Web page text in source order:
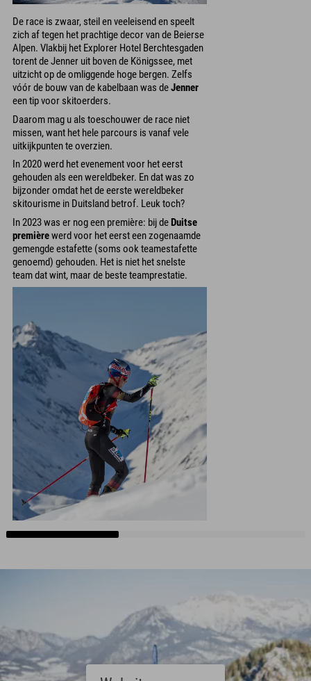
De race is zwaar, steil en veeleisend en speelt
zich af tegen het prachtige decor van de Beierse
Alpen. Vlakbij het Explorer Hotel Berchtesgaden
torent de Jenner uit boven de Königssee, met
uitzicht op de omliggende hoge bergen. Zelfs
vóór de bouw van de kabelbaan was deJenner
een tip voor skitoerders.
Daarom mag u als toeschouwer de race niet
missen, want het hele parcours is vanaf vele
uitkijkpunten te overzien.
In 2020 werd het evenement voor het eerst
gehouden als een wereldbeker. En dat was zo
bijzonder omdat het de eerste wereldbeker
skitourisme in Duitsland betrof. Leuk toch?
In 2023 was er nog een première: bij deDuitse
premièrewerd voor het eerst een zogenaamde
gemengde estafette (soms ook teamestafette
genoemd) gehouden. Het is niet het snelste
team dat wint, maar de beste teamprestatie.